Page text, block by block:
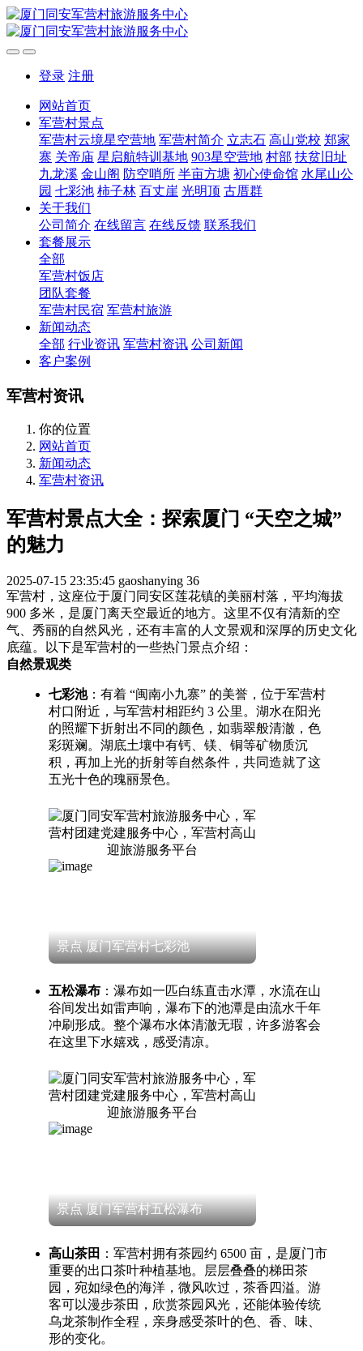
登录 注册
网站首页
军营村景点
军营村云境星空营地 军营村简介 立志石 高山党校 郑家
寨 关帝庙 星启航特训基地 903星空营地 村部 扶贫旧址
九龙溪 金山阁 防空哨所 半亩方塘 初心使命馆 水尾山公
园 七彩池 柿子林 百丈崖 光明顶 古厝群
关于我们
公司简介 在线留言 在线反馈 联系我们
套餐展示
全部
军营村饭店
团队套餐
军营村民宿 军营村旅游
新闻动态
全部 行业资讯 军营村资讯 公司新闻
客户案例
军营村资讯
你的位置
网站首页
新闻动态
军营村资讯
军营村景点大全：探索厦门 “天空之城”
的魅力
2025-07-15 23:35:45 gaoshanying 36
军营村，这座位于厦门同安区莲花镇的美丽村落，平均海拔
900 多米，是厦门离天空最近的地方。这里不仅有清新的空
气、秀丽的自然风光，还有丰富的人文景观和深厚的历史文化
底蕴。以下是军营村的一些热门景点介绍：
自然景观类
七彩池：有着 “闽南小九寨” 的美誉，位于军营村
村口附近，与军营村相距约 3 公里。湖水在阳光
的照耀下折射出不同的颜色，如翡翠般清澈，色
彩斑斓。湖底土壤中有钙、镁、铜等矿物质沉
积，再加上光的折射等自然条件，共同造就了这
五光十色的瑰丽景色。
景点 厦门军营村七彩池
五松瀑布 ：瀑布如一匹白练直击水潭，水流在山
谷间发出如雷声响，瀑布下的池潭是由流水千年
冲刷形成。整个瀑布水体清澈无瑕，许多游客会
在这里下水嬉戏，感受清凉。
景点 厦门军营村五松瀑布
高山茶田 ：军营村拥有茶园约 6500 亩，是厦门市
重要的出口茶叶种植基地。层层叠叠的梯田茶
园，宛如绿色的海洋，微风吹过，茶香四溢。游
客可以漫步茶田，欣赏茶园风光，还能体验传统
乌龙茶制作全程，亲身感受茶叶的色、香、味、
形的变化。